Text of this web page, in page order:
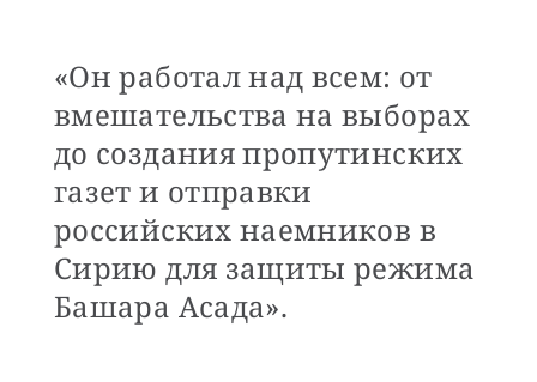
«Он работал над всем: от
вмешательства на выборах
до создания пропутинских
газет и отправки
российских наемников в
Сирию для защиты режима
Башара Асада».